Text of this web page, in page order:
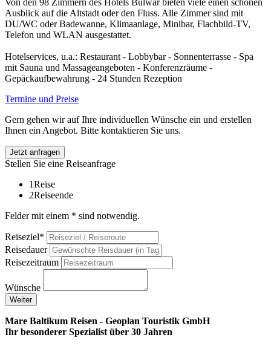
Ausblick auf die Altstadt oder den Fluss. Alle Zimmer sind mit
DU/WC oder Badewanne, Klimaanlage, Minibar, Flachbild-TV,
Telefon und WLAN ausgestattet.
Hotelservices, u.a.: Restaurant - Lobbybar - Sonnenterrasse - Spa
mit Sauna und Massageangeboten - Konferenzräume -
Gepäckaufbewahrung - 24 Stunden Rezeption
Termine und Preise
Gern gehen wir auf Ihre individuellen Wünsche ein und erstellen
Ihnen ein Angebot. Bitte kontaktieren Sie uns.
Jetzt anfragen
Stellen Sie eine Reiseanfrage
1Reise
2Reiseende
Felder mit einem * sind notwendig.
Reiseziel*
Reisedauer
Reisezeitraum
Wünsche
Weiter
Mare Baltikum Reisen - Geoplan Touristik GmbH
Ihr besonderer Spezialist über 30 Jahren